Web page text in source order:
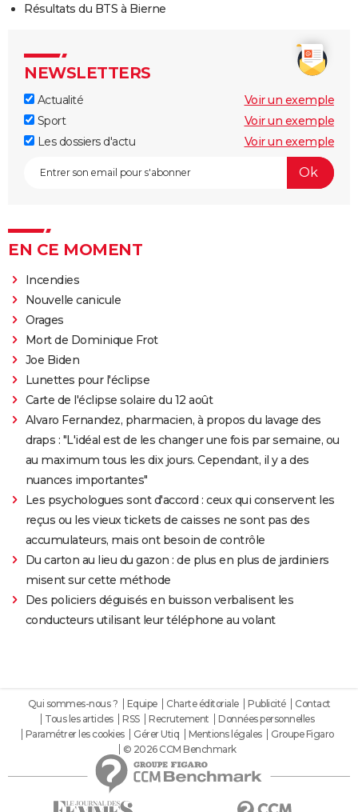
Résultats du BTS à Bierne
NEWSLETTERS
Actualité
Voir un exemple
Sport
Voir un exemple
Les dossiers d'actu
Voir un exemple
EN CE MOMENT
Incendies
Nouvelle canicule
Orages
Mort de Dominique Frot
Joe Biden
Lunettes pour l'éclipse
Carte de l'éclipse solaire du 12 août
Alvaro Fernandez, pharmacien, à propos du lavage des
draps : "L'idéal est de les changer une fois par semaine, ou
au maximum tous les dix jours. Cependant, il y a des
nuances importantes"
Les psychologues sont d'accord : ceux qui conservent les
reçus ou les vieux tickets de caisses ne sont pas des
accumulateurs, mais ont besoin de contrôle
Du carton au lieu du gazon : de plus en plus de jardiniers
misent sur cette méthode
Des policiers déguisés en buisson verbalisent les
conducteurs utilisant leur téléphone au volant
Qui sommes-nous ? Equipe Charte éditoriale Publicité
Contact
Tous les articles
RSS Recrutement
Données personnelles
Paramétrer les cookies
Gérer Utiq Mentions légales
Groupe Figaro
© 2026 CCM Benchmark